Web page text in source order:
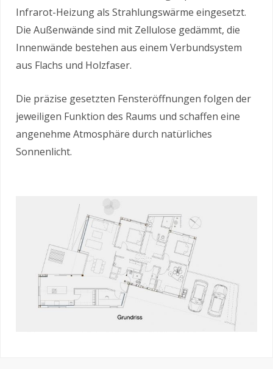
Infrarot-Heizung als Strahlungswärme eingesetzt.
Die Außenwände sind mit Zellulose gedämmt, die
Innenwände bestehen aus einem Verbundsystem
aus Flachs und Holzfaser.
Die präzise gesetzten Fensteröffnungen folgen der
jeweiligen Funktion des Raums und schaffen eine
angenehme Atmosphäre durch natürliches
Sonnenlicht.